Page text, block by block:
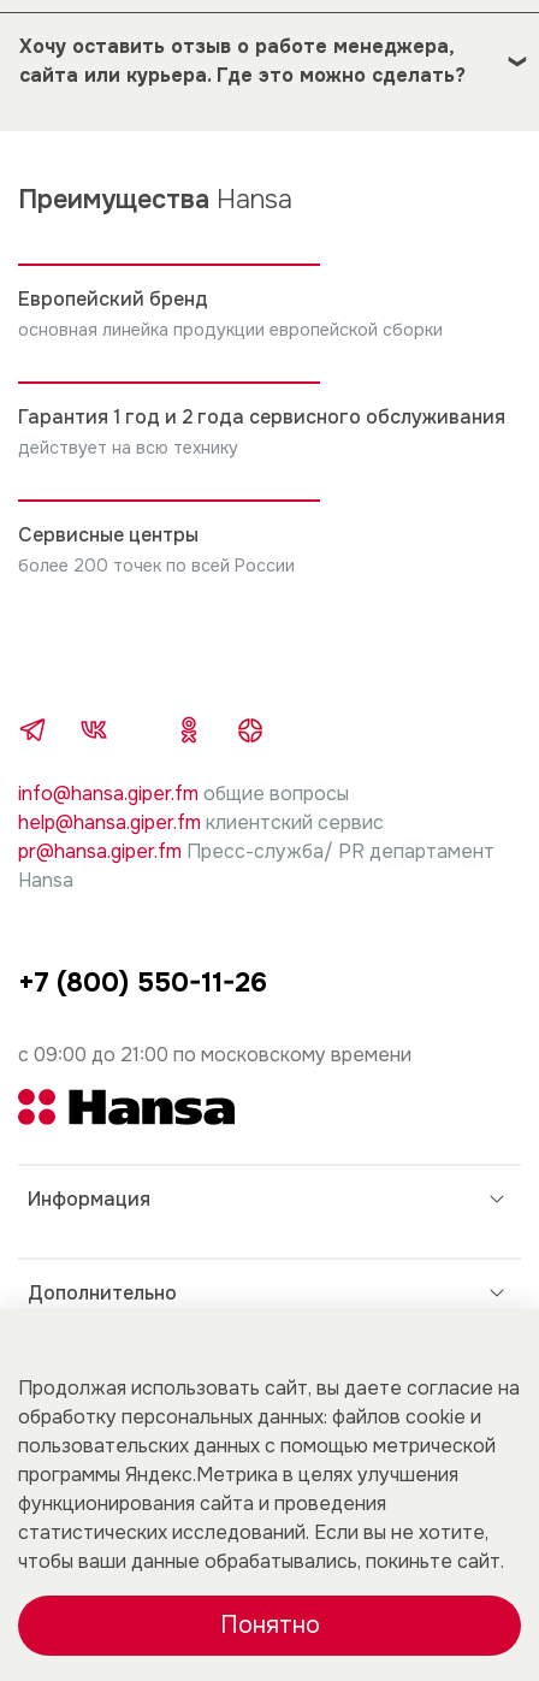
до пяти звёзд. Все отзывы о товарах проходят
модерацию.
полей. Если поля заполнены корректно, то
свяжитесь с нами по телефону+7(000)000 00 00
Хочу оставить отзыв о работе менеджера,
сайта или курьера. Где это можно сделать?
Преимущества Hansa
Европейский бренд
основная линейка продукции европейской сборки
Гарантия 1 год и 2 года сервисного обслуживания
действует на всю технику
Сервисные центры
более 200 точек по всей России
Информация
Дополнительно
Покупателям
Для бизнеса
с 09:00 до 21:00 по московскому времени
+7 (800) 550-11-26
info@hansa.giper.fm общие вопросы
help@hansa.giper.fm клиентский сервис
pr@hansa.giper.fm Пресс-служба/ PR департамент
Hansa
Продолжая использовать сайт, вы даете согласие на
обработку персональных данных: файлов cookie и
пользовательских данных с помощью метрической
программы Яндекс.Метрика в целях улучшения
функционирования сайта и проведения
статистических исследований. Если вы не хотите,
чтобы ваши данные обрабатывались, покиньте сайт.
Понятно